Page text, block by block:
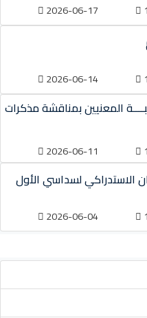
2026-06-17
2026-06-14
المعنيين بمناقشة مذكرات
2026-06-11
الاستدراكي لسداسي الأول
2026-06-04